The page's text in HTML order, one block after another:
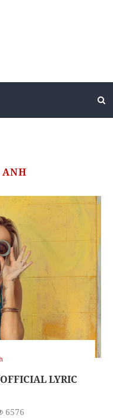
ANH
LYRIC
6576